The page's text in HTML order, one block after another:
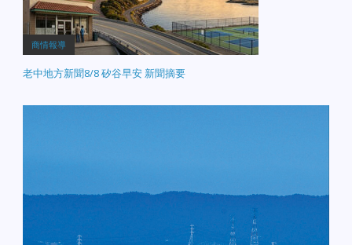
商情報導
老中地方新聞8/8 矽谷早安 新聞摘要